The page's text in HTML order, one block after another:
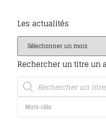
Les actualités
Rechercher un titre un